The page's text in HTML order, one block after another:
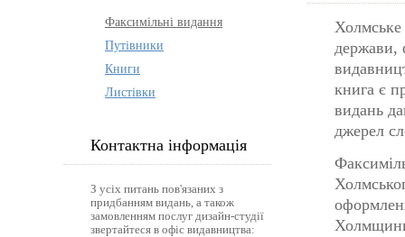
Факсимільні видання
Путівники
Книги
Листівки
Контактна інформація
З усіх питань пов'язаних з
придбанням видань, а також
замовленням послуг дизайн-студії
звертайтеся в офіс видавництва:
Холмське
держави,
книга є
видань
джерел